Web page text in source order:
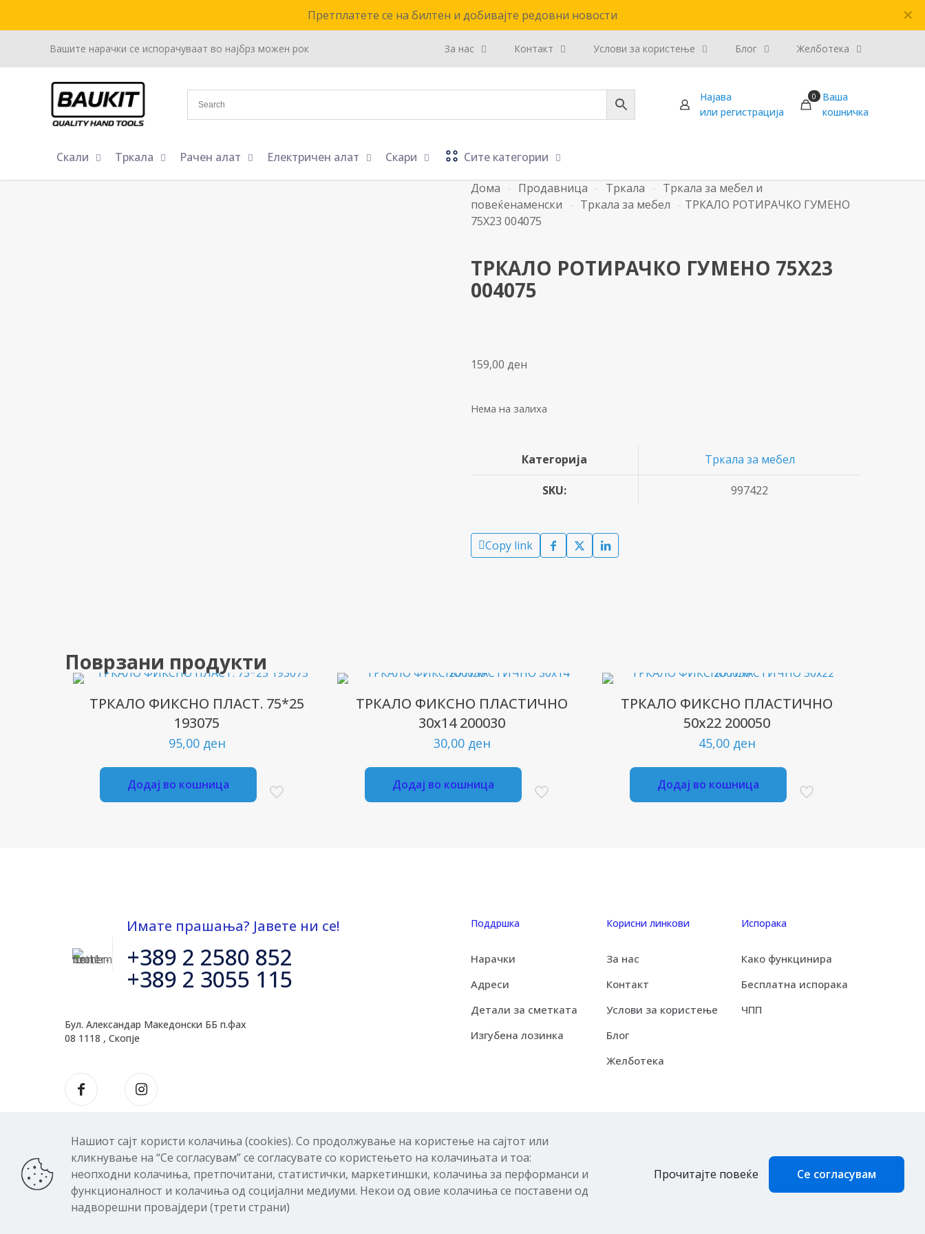
Претплатете се на билтен и добивајте редовни новости ✕
Вашите нарачки се испорачуваат во најбрз можен рок За нас Контакт Услови за користење Блог Желботека
Најава
или регистрација
0
Ваша
кошничка
Скали Тркала Рачен алат Електричен алат Скари Сите категории
Дома - Продавница - Тркала - Тркала за мебел и
повеќенаменски - Тркала за мебел - ТРКАЛО РОТИРАЧКО ГУМЕНО
75Х23 004075
ТРКАЛО РОТИРАЧКО ГУМЕНО 75Х23
004075
159,00 ден
Нема на залиха
Категорија Тркала за мебел
SKU: 997422
Copy link
Поврзани продукти
ТРКАЛО ФИКСНО ПЛАСТ. 75*25
193075
95,00 ден
Додај во кошница
ТРКАЛО ФИКСНО ПЛАСТИЧНО
30х14 200030
30,00 ден
Додај во кошница
ТРКАЛО ФИКСНО ПЛАСТИЧНО
50х22 200050
45,00 ден
Додај во кошница
Имате прашања? Јавете ни се!
+389 2 2580 852
+389 2 3055 115
Бул. Александар Македонски ББ п.фах
08 1118 , Скопје
Поддршка
Нарачки
Адреси
Детали за сметката
Изгубена лозинка
Корисни линкови
За нас
Контакт
Услови за користење
Блог
Желботека
Испорака
Како функцинира
Бесплатна испорака
ЧПП
© 2026 Баукит
Нашиот сајт користи колачиња (cookies). Со продолжување на користење на сајтот или
кликнување на “Се согласувам” се согласувате со користењето на колачињата и тоа:
неопходни колачиња, претпочитани, статистички, маркетиншки, колачиња за перформанси и
функционалност и колачиња од социјални медиуми. Некои од овие колачиња се поставени од
надворешни провајдери (трети страни)
Прочитајте повеќе Се согласувам